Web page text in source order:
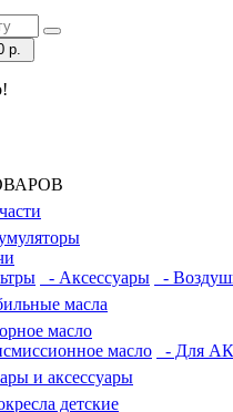
р.
- Аксессуары -
масла
масло
масло
- Для
и аксессуары
детские